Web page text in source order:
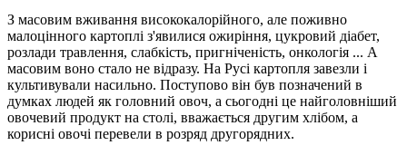
З масовим вживання висококалорійного, але поживно
малоцінного картоплі з'явилися ожиріння, цукровий діабет,
розлади травлення, слабкість, пригніченість, онкологія ... А
масовим воно стало не відразу. На Русі картопля завезли і
культивували насильно. Поступово він був позначений в
думках людей як головний овоч, а сьогодні це найголовніший
овочевий продукт на столі, вважається другим хлібом, а
корисні овочі перевели в розряд другорядних.